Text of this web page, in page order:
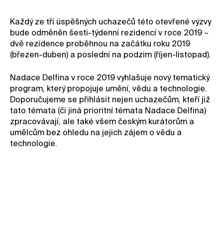
Novinky
Pro média
Volné pozice
Každý ze tří úspěšných uchazečů této otevřené výzvy
bude odměněn šesti-týdenní rezidencí v roce 2019 –
dvě rezidence proběhnou na začátku roku 2019
(březen-duben) a poslední na podzim (říjen-listopad).
Nadace Delfina v roce 2019 vyhlašuje nový tematický
program, který propojuje umění, vědu a technologie.
Doporučujeme se přihlásit nejen uchazečům, kteří již
tato témata (či jiná prioritní témata Nadace Delfina)
zpracovávají, ale také všem českým kurátorům a
umělcům bez ohledu na jejich zájem o vědu a
technologie.